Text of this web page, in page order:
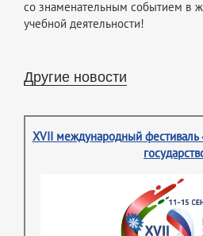
со знаменательным событием в
учебной деятельности!
Другие новости
XVII международный